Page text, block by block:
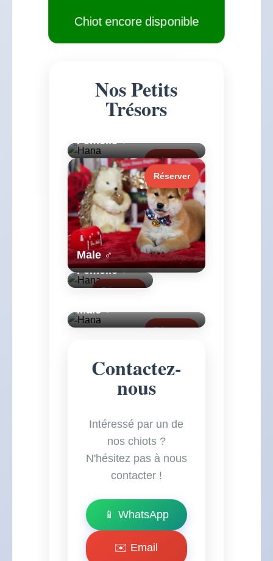
Chiot encore disponible
Nos Petits
Trésors
Réserver
Femelle ♂
Réserver
Male ♂
Réserver
Femelle ♂
Réserver
Male ♂
Contactez-
nous
Intéressé par un de
nos chiots ?
N'hésitez pas à nous
contacter !
📱 WhatsApp
✉️ Email